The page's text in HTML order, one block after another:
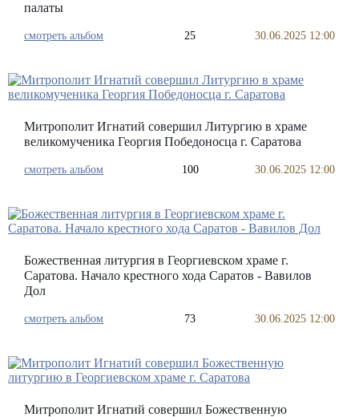
палаты
смотреть альбом 25 30.06.2025 12:00
Митрополит Игнатий совершил Литургию в храме
великомученика Георгия Победоносца г. Саратова
смотреть альбом 100 30.06.2025 12:00
Божественная литургия в Георгиевском храме г.
Саратова. Начало крестного хода Саратов - Вавилов
Дол
смотреть альбом 73 30.06.2025 12:00
Митрополит Игнатий совершил Божественную